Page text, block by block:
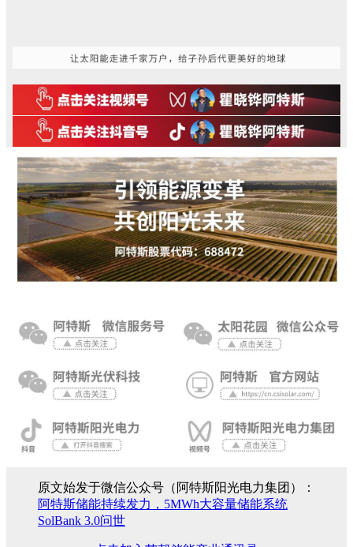
原文始发于微信公众号（阿特斯阳光电力集团）：
阿特斯储能持续发力，5MWh大容量储能系统
SolBank 3.0问世